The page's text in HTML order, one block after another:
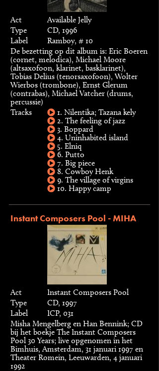
Act
Available Jelly
Type
CD, 1996
Label
Ramboy, # 10
De bezetting op dit album is: Eric Boeren
(cornet, melodica), Michael Moore
(altsaxofoon, klarinet, basklarinet),
Tobias Delius (tenorsaxofoon), Wolter
Wierbos (trombone), Ernst Glerum
(contrabas), Michael Vatcher (drums,
percussie)
Tracks
1. Nilentika; Tazana kely
2. The feeling of jazz
3. Boppard
4. Uninhabited island
5. Elniq
6. Putto
7. Big piece
8. Cowboy Henk
9. The village of virgins
10. Happy camp
Instant Composers Pool - MIHA
Act
Instant Composers Pool
Type
CD, 1997
Label
ICP, 031
Misha Mengelberg en Han Bennink; CD
bij het boekje The Instant Composers
Pool 30 Years; live opgenomen in het
Bimhuis, Amsterdam, 31 januari 1997 en
Theater Romein, Leeuwarden, 4 januari
1992